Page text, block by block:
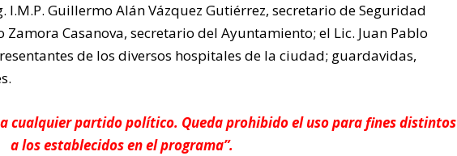
I.M.P. Guillermo Alán Vázquez Gutiérrez, secretario de Seguridad
Casanova, secretario del Ayuntamiento; el Lic. Juan Pablo
de los diversos hospitales de la ciudad; guardavidas,
cualquier partido político. Queda prohibido el uso para fines distintos
a los establecidos en el programa”.